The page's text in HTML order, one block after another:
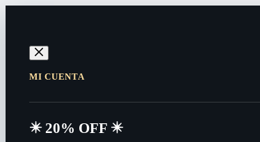
MI CUENTA
✴️​ 20% OFF ✴️​